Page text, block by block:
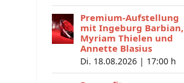
Premium-Aufstellung
mit Ingeburg Barbian,
Myriam Thielen und
Annette Blasius
Di. 18.08.2026 | 17:00 h